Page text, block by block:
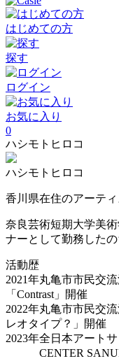
はじめての方
探す
ログイン
お気に入り
0
ハシモトヒロコ
ハシモトヒロコ
香川県在住のアーティ
奈良芸術短期大学美
ナーとして勤務した
活動歴
2021年丸亀市市民交
「Contrast」開催
2022年丸亀市市民交
レオタイプ？」開催
2023年全日本アート
CENTER SANUKI